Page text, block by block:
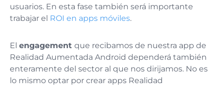
usuarios. En esta fase también será importante
trabajar el ROI en apps móviles.
El engagement que recibamos de nuestra app de
Realidad Aumentada Android dependerá también
enteramente del sector al que nos dirijamos. No es
lo mismo optar por crear apps Realidad